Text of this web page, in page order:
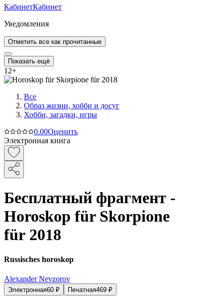
КабинетКабинет
Уведомления
Отметить все как прочитанные
Показать ещё
12+
Все
Образ жизни, хобби и досуг
Хобби, загадки, игры
0.00Оценить
Электронная книга
Бесплатный фрагмент -
Horoskop für Skorpione
für 2018
Russisches horoskop
Alexander Nevzorov
Электронная60 ₽ Печатная469 ₽